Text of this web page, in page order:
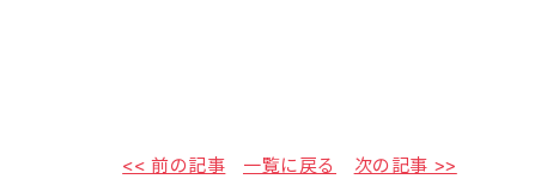
<< 前の記事 一覧に戻る 次の記事 >>